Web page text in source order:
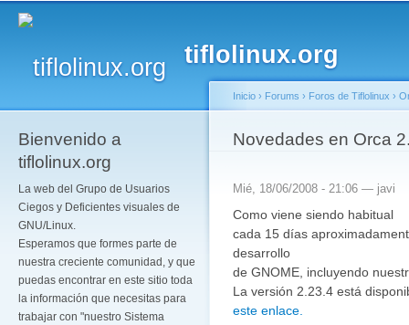
tiflolinux.org
Bienvenido a
tiflolinux.org
La web del Grupo de Usuarios
Ciegos y Deficientes visuales de
GNU/Linux.
Esperamos que formes parte de
nuestra creciente comunidad, y que
puedas encontrar en este sitio toda
la información que necesitas para
trabajar con "nuestro Sistema
Se encuentra usted
Inicio › Forums › Foros de Tiflolinux ›
Novedades en Orca
Mié, 18/06/2008 - 21:06 — javi
Como viene siendo habitual
cada 15 días
desarrollo
de GNOME, incluyendo
La versión 2.23.4 está
este enlace.